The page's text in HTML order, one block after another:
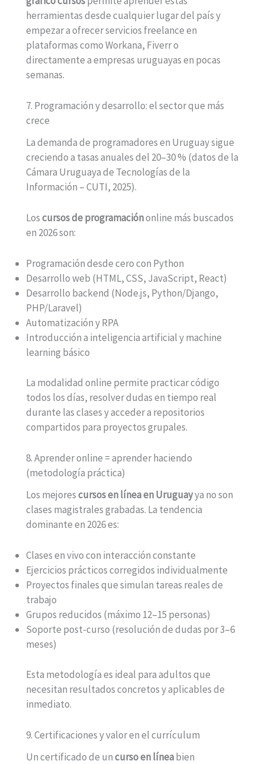
herramientas desde cualquier lugar del país y
empezar a ofrecer servicios freelance en
plataformas como Workana, Fiverr o
directamente a empresas uruguayas en pocas
semanas.
7. Programación y desarrollo: el sector que más
crece
La demanda de programadores en Uruguay sigue
creciendo a tasas anuales del 20–30 % (datos de la
Cámara Uruguaya de Tecnologías de la
Información – CUTI, 2025).
Loscursos de programaciónonline más buscados
en 2026 son:
Programación desde cero con Python
Desarrollo web (HTML, CSS, JavaScript, React)
Desarrollo backend (Node.js, Python/Django,
PHP/Laravel)
Automatización y RPA
Introducción a inteligencia artificial y machine
learning básico
La modalidad online permite practicar código
todos los días, resolver dudas en tiempo real
durante las clases y acceder a repositorios
compartidos para proyectos grupales.
8. Aprender online = aprender haciendo
(metodología práctica)
Los mejorescursos en línea en Uruguayya no son
clases magistrales grabadas. La tendencia
dominante en 2026 es:
Clases en vivo con interacción constante
Ejercicios prácticos corregidos individualmente
Proyectos finales que simulan tareas reales de
trabajo
Grupos reducidos (máximo 12–15 personas)
Soporte post-curso (resolución de dudas por 3–6
meses)
Esta metodología es ideal para adultos que
necesitan resultados concretos y aplicables de
inmediato.
9. Certificaciones y valor en el currículum
Un certificado de uncurso en líneabien